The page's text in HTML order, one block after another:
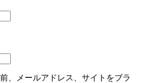
、メールアドレス、サイトをブラ